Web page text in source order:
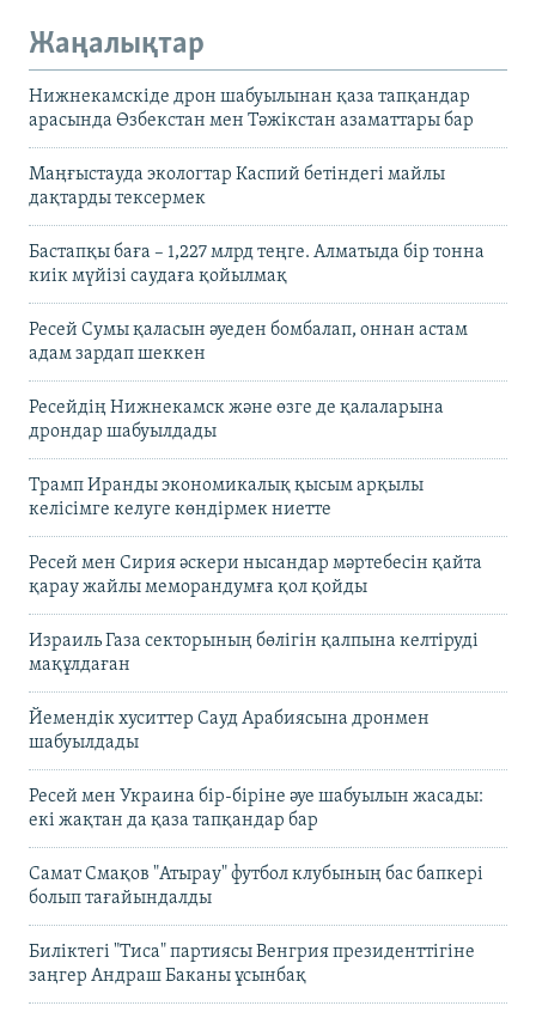
Жаңалықтар
Нижнекамскіде дрон шабуылынан қаза тапқандар
арасында Өзбекстан мен Тәжікстан азаматтары бар
Маңғыстауда экологтар Каспий бетіндегі майлы
дақтарды тексермек
Бастапқы баға – 1,227 млрд теңге. Алматыда бір тонна
киік мүйізі саудаға қойылмақ
Ресей Сумы қаласын әуеден бомбалап, оннан астам
адам зардап шеккен
Ресейдің Нижнекамск және өзге де қалаларына
дрондар шабуылдады
Трамп Иранды экономикалық қысым арқылы
келісімге келуге көндірмек ниетте
Ресей мен Сирия әскери нысандар мәртебесін қайта
қарау жайлы меморандумға қол қойды
Израиль Газа секторының бөлігін қалпына келтіруді
мақұлдаған
Йемендік хуситтер Сауд Арабиясына дронмен
шабуылдады
Ресей мен Украина бір-біріне әуе шабуылын жасады:
екі жақтан да қаза тапқандар бар
Самат Смақов "Атырау" футбол клубының бас бапкері
болып тағайындалды
Биліктегі "Тиса" партиясы Венгрия президенттігіне
заңгер Андраш Баканы ұсынбақ